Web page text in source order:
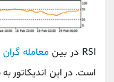
RSI در بین معامله گران